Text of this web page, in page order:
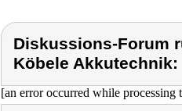
Diskussions-Forum
Köbele Akkutechnik:
[an error occurred while processing